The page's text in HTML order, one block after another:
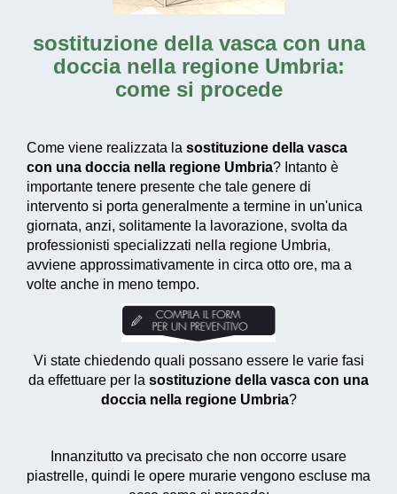
sostituzione della vasca con una
doccia nella regione Umbria:
come si procede
Come viene realizzata la sostituzione della vasca
con una doccia nella regione Umbria? Intanto è
importante tenere presente che tale genere di
intervento si porta generalmente a termine in un'unica
giornata, anzi, solitamente la lavorazione, svolta da
professionisti specializzati nella regione Umbria,
avviene approssimativamente in circa otto ore, ma a
volte anche in meno tempo.
Vi state chiedendo quali possano essere le varie fasi
da effettuare per la sostituzione della vasca con una
doccia nella regione Umbria?
Innanzitutto va precisato che non occorre usare
piastrelle, quindi le opere murarie vengono escluse ma